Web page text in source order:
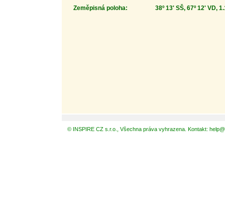
Zeměpisná poloha:
38º 13' SŠ, 67º 12' VD,
© INSPIRE CZ s.r.o., Všechna práva vyhrazena. Kontakt: